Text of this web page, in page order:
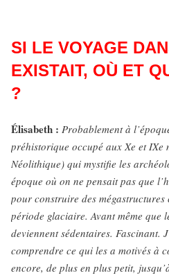
SI LE VOYAGE
EXISTAIT, OÙ ET
?
Élisabeth : Probablement à
préhistorique occupé aux Xe et IXe
Néolithique) qui mystifie les
époque où on ne pensait pas que
pour construire des mégastructures
période glaciaire. Avant même que
deviennent sédentaires. Fascinant.
comprendre ce qui les a motivés à
encore, de plus en plus petit,